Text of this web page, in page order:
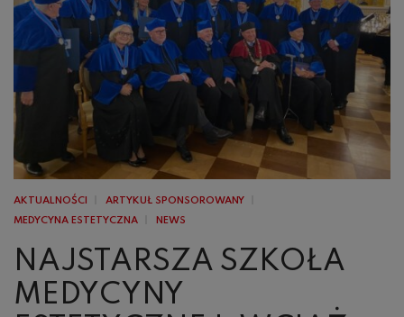
AKTUALNOŚCI
ARTYKUŁ SPONSOROWANY
MEDYCYNA ESTETYCZNA
NEWS
NAJSTARSZA SZKOŁA
MEDYCYNY